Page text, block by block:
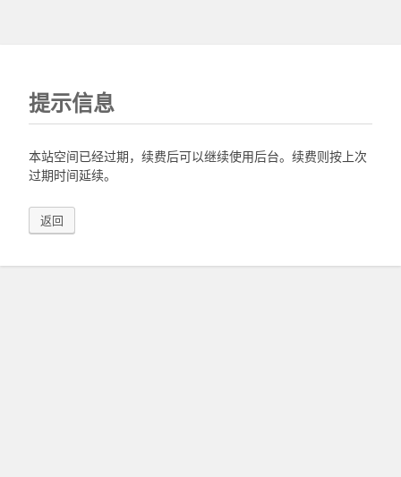
提示信息
本站空间已经过期，续费后可以继续使用后台。续费则按上次
过期时间延续。
返回